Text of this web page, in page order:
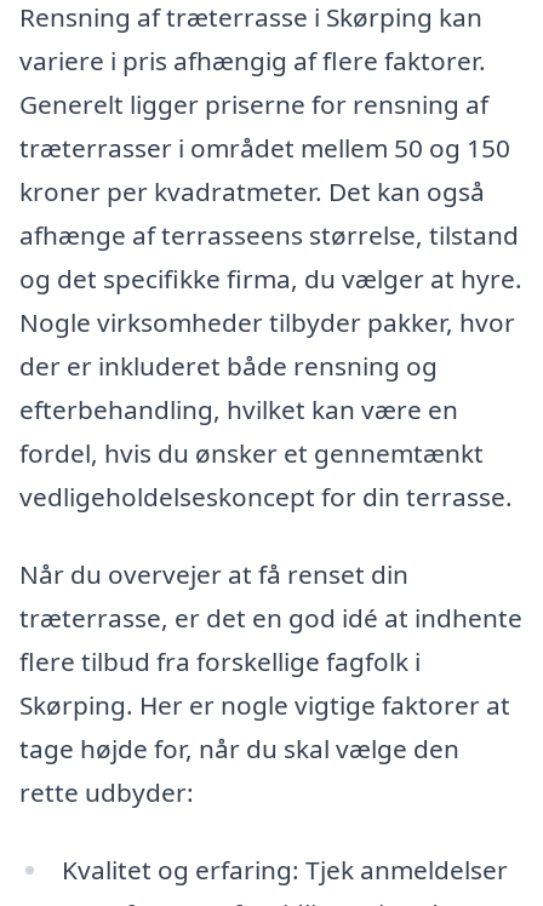
Rensning af træterrasse i Skørping kan
variere i pris afhængig af flere faktorer.
Generelt ligger priserne for rensning af
træterrasser i området mellem 50 og 150
kroner per kvadratmeter. Det kan også
afhænge af terrasseens størrelse, tilstand
og det specifikke firma, du vælger at hyre.
Nogle virksomheder tilbyder pakker, hvor
der er inkluderet både rensning og
efterbehandling, hvilket kan være en
fordel, hvis du ønsker et gennemtænkt
vedligeholdelseskoncept for din terrasse.
Når du overvejer at få renset din
træterrasse, er det en god idé at indhente
flere tilbud fra forskellige fagfolk i
Skørping. Her er nogle vigtige faktorer at
tage højde for, når du skal vælge den
rette udbyder:
Kvalitet og erfaring: Tjek anmeldelser